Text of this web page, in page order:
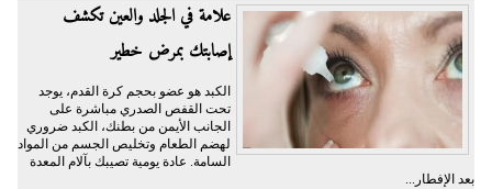
علامة في الجلد والعين تكشف
إصابتك بمرض خطير
الكبد هو عضو بحجم كرة القدم، يوجد
تحت القفص الصدري مباشرة على
الجانب الأيمن من بطنك، الكبد ضروري
لهضم الطعام وتخليص الجسم من المواد
السامة. عادة يومية تصيبك بآلام المعدة
بعد الإفطار...